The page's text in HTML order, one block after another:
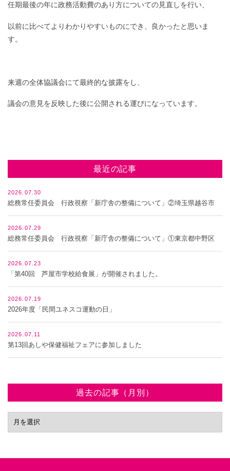
任期最後の年に政務活動費のあり方についての見直しを行い、
以前に比べてよりわかりやすいものにでき、良かったと思いま
す。
来週の全体協議会にて最終的な披露をし、
議会の意見を反映した後に公開される運びになっています。
最近の記事
2026.07.30
総務常任委員会 行政視察「新庁舎の整備について」②埼玉県越谷市
2026.07.29
総務常任委員会 行政視察「新庁舎の整備について」①東京都中野区
2026.07.23
「第40回 芦屋市学校給食展」が開催されました。
2026.07.19
2026年度「民間ユネスコ運動の日」
2026.07.11
第13回あしや保健福祉フェアに参加しました
過去の記事（月別）